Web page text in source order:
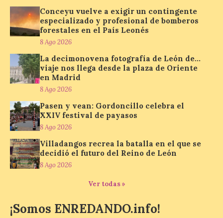
Nueva edición de León
de…viaje. Una iniciativa
organizado por la sección
juvenil de la Asociación
Conceyu País Llionés y el Diario de
Turismo, Ocio e Información para
jóvenes “Enredando.info”. Pilar Aller Aller
nos envía la décimo […]
Los minerales y sus usos
más comunes centran la
nueva exposición del
Museo de la Siderurgia y
la Minería de Sabero
La exposición que se
Conceyu vuelve a exigir un contingente
especializado y profesional de bomberos
forestales en el País Leonés
8 Ago 2026
La decimonovena fotografía de León de…
viaje nos llega desde la plaza de Oriente
en Madrid
8 Ago 2026
Pasen y vean: Gordoncillo celebra el
XXIV festival de payasos
8 Ago 2026
Villadangos recrea la batalla en el que se
decidió el futuro del Reino de León
8 Ago 2026
Ver todas »
¡Somos ENREDANDO.info!